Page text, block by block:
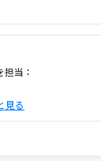
当：
見る